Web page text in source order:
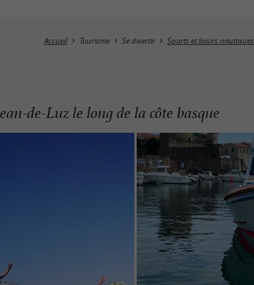
Accueil Tourisme Se divertir Sports et loisirs nautiques
de-Luz le long de la côte basque